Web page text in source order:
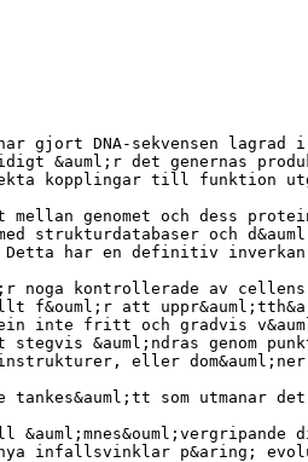
har gjort DNA-sekvensen
&auml;r det genernas
kopplingar till funktion
mellan genomet och dess
strukturdatabaser och
har en definitiv
noga kontrollerade av cellens
f&ouml;r att
inte fritt och gradvis
&auml;ndras genom
eller
som utmanar
infallsvinklar p&aring;